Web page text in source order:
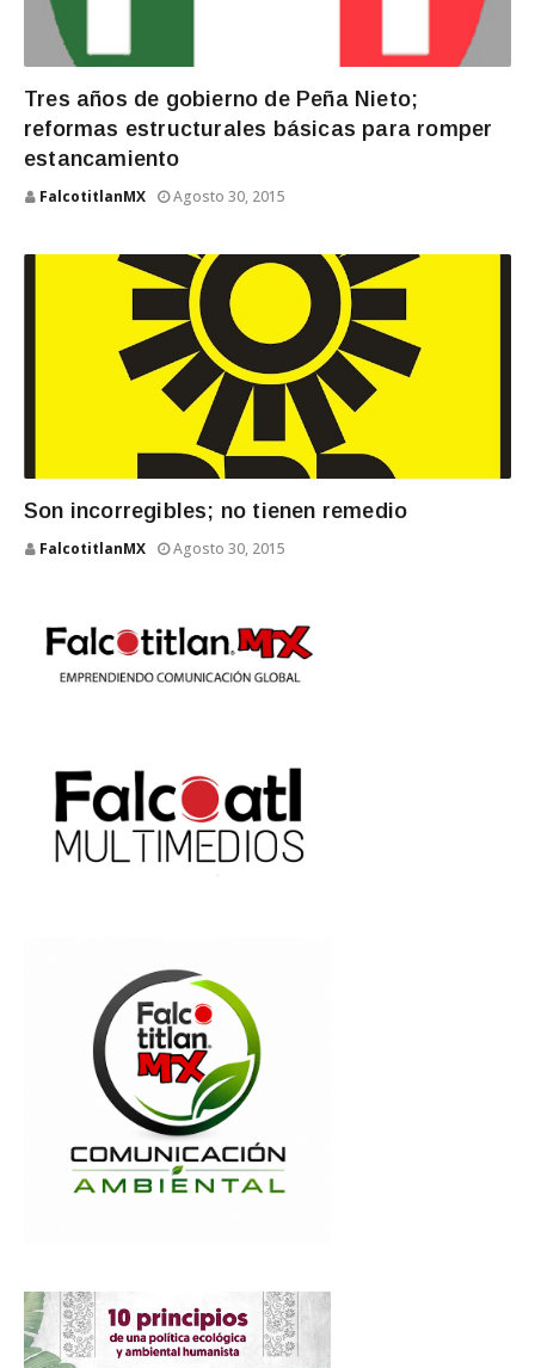
Tres años de gobierno de Peña Nieto;
reformas estructurales básicas para romper
estancamiento
FalcotitlanMX Agosto 30, 2015
Son incorregibles; no tienen remedio
FalcotitlanMX Agosto 30, 2015